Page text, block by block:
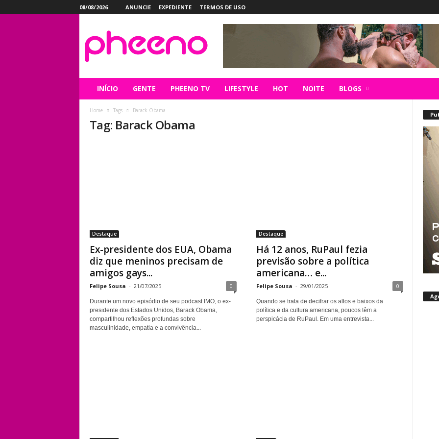
08/08/2026 ANUNCIE EXPEDIENTE TERMOS DE USO
INÍCIO GENTE PHEENO TV LIFESTYLE HOT NOITE BLOGS
Home Tags Barack Obama
Tag: Barack Obama
Destaque
Ex-presidente dos EUA, Obama
diz que meninos precisam de
amigos gays...
Felipe Sousa - 21/07/2025 0
Durante um novo episódio de seu podcast IMO, o ex-
presidente dos Estados Unidos, Barack Obama,
compartilhou reflexões profundas sobre
masculinidade, empatia e a convivência...
Destaque
Há 12 anos, RuPaul fezia
previsão sobre a política
americana… e...
Felipe Sousa - 29/01/2025 0
Quando se trata de decifrar os altos e baixos da
política e da cultura americana, poucos têm a
perspicácia de RuPaul. Em uma entrevista...